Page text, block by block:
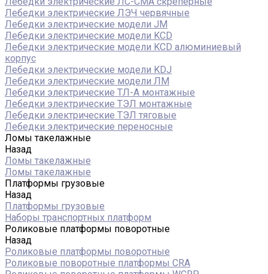
Лебедки электрические ЛЭЧ червячные
Лебедки электрические модели JM
Лебедки электрические модели KCD
Лебедки электрические модели KCD алюминиевый
корпус
Лебедки электрические модели KDJ
Лебедки электрические модели ЛМ
Лебедки электрические ТЛ-А монтажные
Лебедки электрические ТЭЛ монтажные
Лебедки электрические ТЭЛ тяговые
Лебедки электрические переносные
Ломы такелажные
Назад
Ломы такелажные
Ломы такелажные
Платформы грузовые
Назад
Платформы грузовые
Наборы транспортных платформ
Роликовые платформы поворотные
Назад
Роликовые платформы поворотные
Роликовые поворотные платформы CRA